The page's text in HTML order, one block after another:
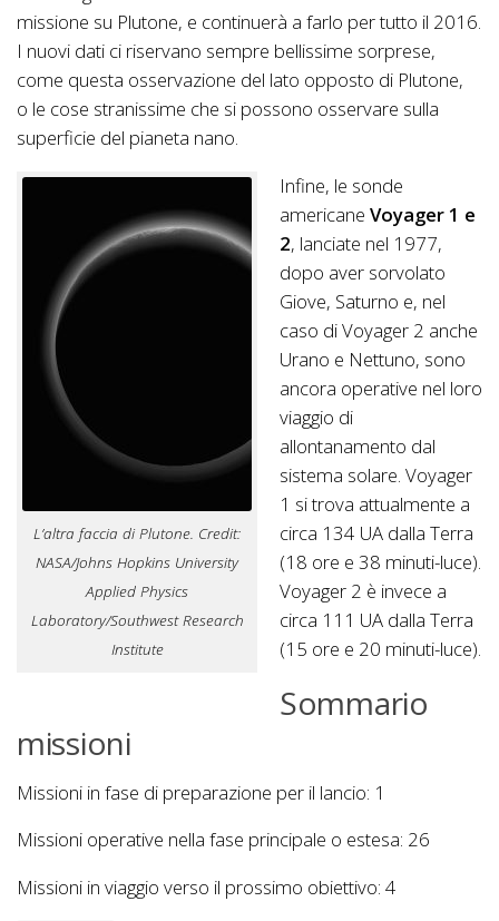
missione su Plutone, e continuerà a farlo per tutto il 2016.
I nuovi dati ci riservano sempre bellissime sorprese,
come questa osservazione del lato opposto di Plutone,
o le cose stranissime che si possono osservare sulla
superficie del pianeta nano.
L’altra faccia di Plutone. Credit:
NASA/Johns Hopkins University
Applied Physics
Laboratory/Southwest Research
Institute
Infine, le sonde
americane Voyager 1 e
2, lanciate nel 1977,
dopo aver sorvolato
Giove, Saturno e, nel
caso di Voyager 2 anche
Urano e Nettuno, sono
ancora operative nel loro
viaggio di
allontanamento dal
sistema solare. Voyager
1 si trova attualmente a
circa 134 UA dalla Terra
(18 ore e 38 minuti-luce).
Voyager 2 è invece a
circa 111 UA dalla Terra
(15 ore e 20 minuti-luce).
Sommario
missioni
Missioni in fase di preparazione per il lancio: 1
Missioni operative nella fase principale o estesa: 26
Missioni in viaggio verso il prossimo obiettivo: 4